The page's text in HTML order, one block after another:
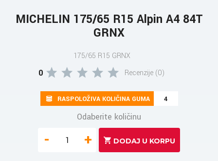
MICHELIN 175/65 R15 Alpin A4 84T
GRNX
175/65 R15 GRNX
0 Recenzije (0)
RASPOLOŽIVA KOLIČINA GUMA 4
Odaberite količinu
- +